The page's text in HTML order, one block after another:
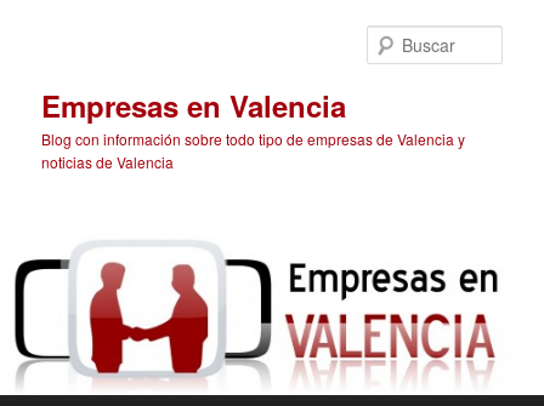
Empresas en Valencia
Blog con información sobre todo tipo de empresas de Valencia y
noticias de Valencia